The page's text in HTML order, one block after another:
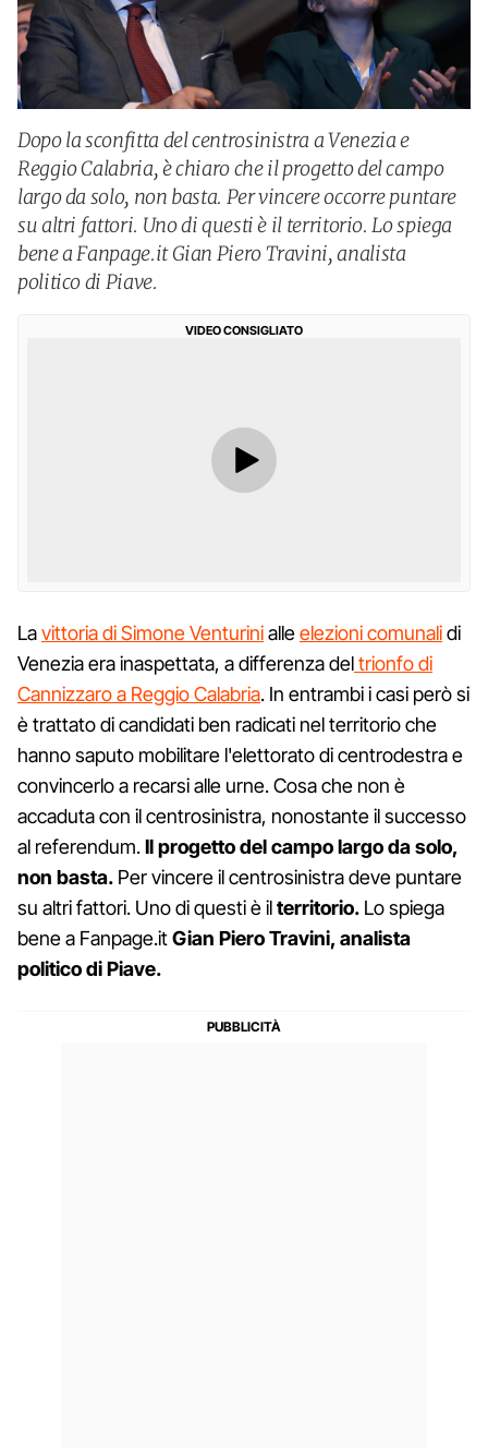
Dopo la sconfitta del centrosinistra a Venezia e
Reggio Calabria, è chiaro che il progetto del campo
largo da solo, non basta. Per vincere occorre puntare
su altri fattori. Uno di questi è il territorio. Lo spiega
bene a Fanpage.it Gian Piero Travini, analista
politico di Piave.
VIDEO CONSIGLIATO
Lavittoria di Simone Venturinialleelezioni comunalidi
Venezia era inaspettata, a differenza deltrionfo di
Cannizzaro a Reggio Calabria. In entrambi i casi però si
è trattato di candidati ben radicati nel territorio che
hanno saputo mobilitare l'elettorato di centrodestra e
convincerlo a recarsi alle urne. Cosa che non è
accaduta con il centrosinistra, nonostante il successo
al referendum.Il progetto del campo largo da solo,
non basta. Per vincere il centrosinistra deve puntare
su altri fattori. Uno di questi è ilterritorio. Lo spiega
bene a Fanpage.itGian Piero Travini, analista
politico di Piave.